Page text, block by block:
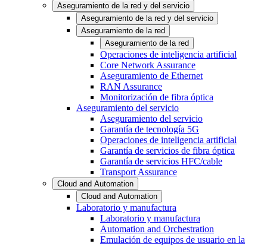
Aseguramiento de la red y del servicio
Aseguramiento de la red y del servicio
Aseguramiento de la red
Aseguramiento de la red
Operaciones de inteligencia artificial
Core Network Assurance
Aseguramiento de Ethernet
RAN Assurance
Monitorización de fibra óptica
Aseguramiento del servicio
Aseguramiento del servicio
Garantía de tecnología 5G
Operaciones de inteligencia artificial
Garantía de servicios de fibra óptica
Garantía de servicios HFC/cable
Transport Assurance
Cloud and Automation
Cloud and Automation
Laboratorio y manufactura
Laboratorio y manufactura
Automation and Orchestration
Emulación de equipos de usuario en la